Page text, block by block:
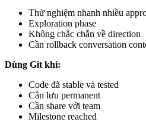
Thử nghiệm nhanh nhiều
Exploration phase
Không chắc chắn về direction
Cần rollback conversation
Dùng Git khi:
Code đã stable và tested
Cần lưu permanent
Cần share với team
Milestone reached